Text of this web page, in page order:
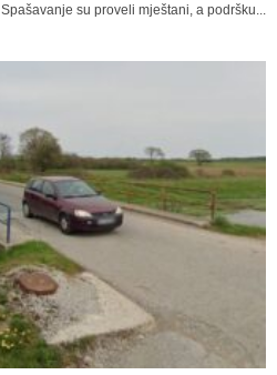
su proveli mještani, a podršku...